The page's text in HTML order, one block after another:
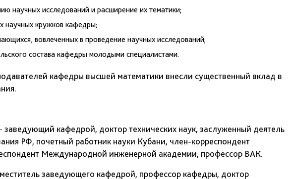
научных исследований и расширение их тематики;
научных кружков кафедры;
вовлеченных в проведение научных исследований;
состава кафедры молодыми специалистами.
кафедры высшей математики внесли существенный вклад в
заведующий кафедрой, доктор технических наук, заслуженный деятель
РФ, почетный работник науки Кубани, член-корреспондент
Международной инженерной академии, профессор ВАК.
заведующего кафедрой, профессор кафедры, доктор